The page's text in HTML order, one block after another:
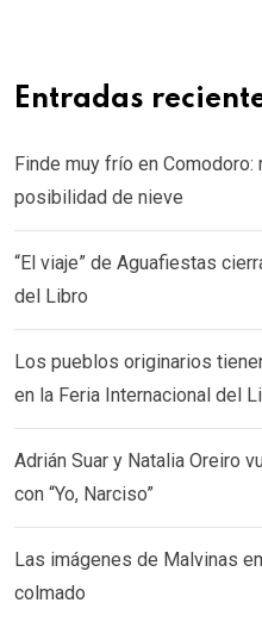
Entradas
Finde muy frío en Comodoro:
posibilidad de nieve
“El viaje” de Aguafiestas
del Libro
Los pueblos originarios
en la Feria Internacional del
Adrián Suar y Natalia Oreiro
con “Yo, Narciso”
Las imágenes de Malvinas
colmado